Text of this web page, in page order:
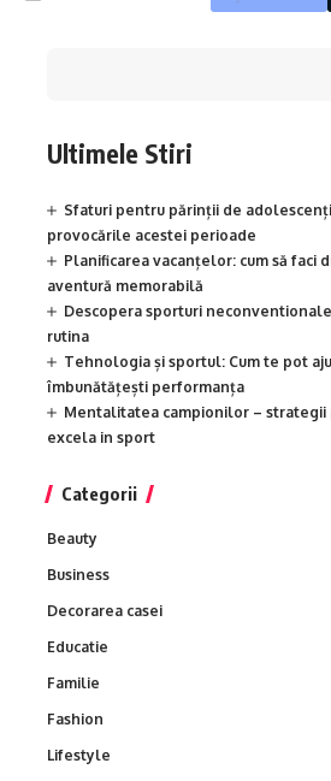
Ultimele Stiri
Sfaturi pentru părinții de
provocările acestei perioade
Planificarea vacanțelor: cum să faci
aventură memorabilă
Descopera sporturi
rutina
Tehnologia și sportul: Cum te pot
îmbunătățești performanța
Mentalitatea campionilor –
excela in sport
Categorii
Beauty
Business
Decorarea casei
Educatie
Familie
Fashion
Lifestyle